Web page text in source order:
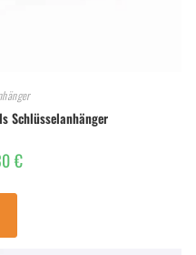
Schlüsselanhänger
€